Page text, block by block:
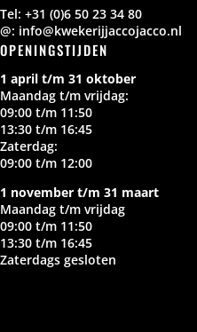
Tel: +31 (0)6 50 23 34 80
@: info@kwekerijjaccojacco.nl
OPENINGSTIJDEN
1 april t/m 31 oktober
Maandag t/m vrijdag:
09:00 t/m 11:50
13:30 t/m 16:45
Zaterdag:
09:00 t/m 12:00
1 november t/m 31 maart
Maandag t/m vrijdag
09:00 t/m 11:50
13:30 t/m 16:45
Zaterdags gesloten